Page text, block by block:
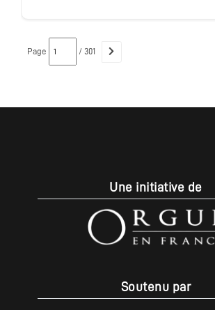
Page / 301
Une initiative de
Soutenu par